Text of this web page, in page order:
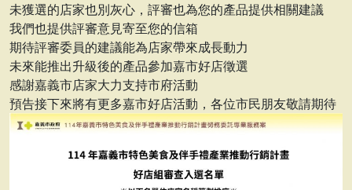
未獲選的店家也別灰心，評審也為您的產品提供相關建議
我們也提供評審意見寄至您的信箱
期待評審委員的建議能為店家帶來成長動力
未來能推出升級後的產品參加嘉市好店徵選
感謝嘉義市店家大力支持市府活動
預告接下來將有更多嘉市好店活動，各位市民朋友敬請期待